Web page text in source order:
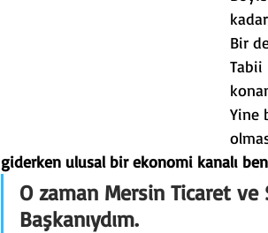
Görüş
Bir
Tabii
Yine
giderken ulusal bir ekonomi kanalı
O zaman Mersin Ticaret ve
Başkanıydım.